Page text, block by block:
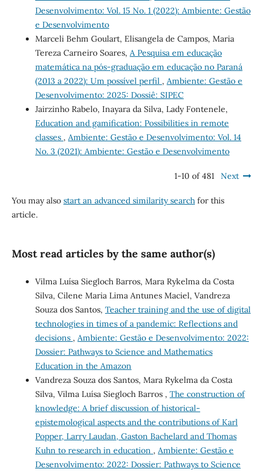
Desenvolvimento: Vol. 15 No. 1 (2022): Ambiente: Gestão
e Desenvolvimento
Marceli Behm Goulart, Elisangela de Campos, Maria
Tereza Carneiro Soares, A Pesquisa em educação
matemática na pós-graduação em educação no Paraná
(2013 a 2022): Um possível perfil , Ambiente: Gestão e
Desenvolvimento: 2025: Dossiê: SIPEC
Jairzinho Rabelo, Inayara da Silva, Lady Fontenele,
Education and gamification: Possibilities in remote
classes , Ambiente: Gestão e Desenvolvimento: Vol. 14
No. 3 (2021): Ambiente: Gestão e Desenvolvimento
1-10 of 481 Next
You may also start an advanced similarity searchfor this
article.
Most read articles by the same author(s)
Vilma Luísa Siegloch Barros, Mara Rykelma da Costa
Silva, Cilene Maria Lima Antunes Maciel, Vandreza
Souza dos Santos, Teacher training and the use of digital
technologies in times of a pandemic: Reflections and
decisions , Ambiente: Gestão e Desenvolvimento: 2022:
Dossier: Pathways to Science and Mathematics
Education in the Amazon
Vandreza Souza dos Santos, Mara Rykelma da Costa
Silva, Vilma Luísa Siegloch Barros , The construction of
knowledge: A brief discussion of historical-
epistemological aspects and the contributions of Karl
Popper, Larry Laudan, Gaston Bachelard and Thomas
Kuhn to research in education , Ambiente: Gestão e
Desenvolvimento: 2022: Dossier: Pathways to Science